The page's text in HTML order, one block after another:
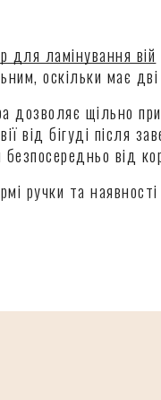
для ламінування вій
оскільки має дві
дозволяє щільно
від бігуді після
безпосередньо від
ручки та